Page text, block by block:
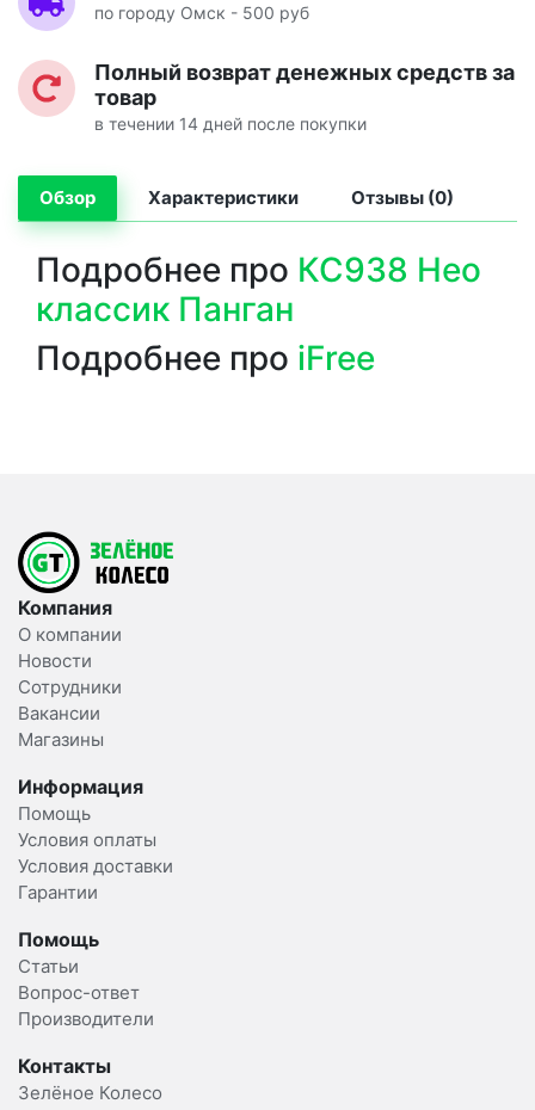
по городу Омск - 500 руб
Полный возврат денежных средств за
товар
в течении 14 дней после покупки
Обзор Характеристики Отзывы (0)
Подробнее про КС938 Нео
классик Панган
Подробнее про iFree
Компания
О компании
Новости
Сотрудники
Вакансии
Магазины
Информация
Помощь
Условия оплаты
Условия доставки
Гарантии
Помощь
Статьи
Вопрос-ответ
Производители
Контакты
Зелёное Колесо